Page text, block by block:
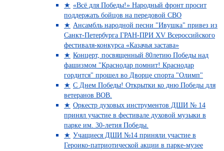
«Всё для Победы!» Народный фронт просит
поддержать бойцов на передовой СВО
Ансамбль народной песни "Ивушка" привез из
Санкт-Петербурга ГРАН-ПРИ XV Всероссийского
фестиваля-конкурса «Казачья застава»
Концерт, посвященный 80летию Победы над
фашизмом "Краснодар помнит! Краснодар
гордится" прошел во Дворце спорта "Олимп"
С Днем Победы! Открытки ко дню Победы для
ветеранов ВОВ.
Оркестр духовых инструментов ДШИ № 14
принял участие в фестивале духовой музыки в
парке им. 30-летия Победы.
Учащиеся ДШИ №14 приняли участие в
Героико-патриотической акции в парке-музее